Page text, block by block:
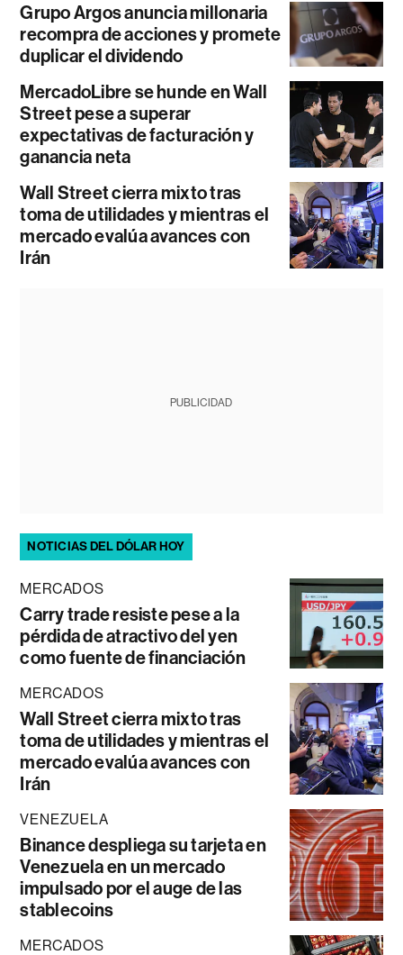
Grupo Argos anuncia millonaria
recompra de acciones y promete
duplicar el dividendo
MercadoLibre se hunde en Wall
Street pese a superar
expectativas de facturación y
ganancia neta
Wall Street cierra mixto tras
toma de utilidades y mientras el
mercado evalúa avances con
Irán
PUBLICIDAD
NOTICIAS DEL DÓLAR HOY
MERCADOS
Carry trade resiste pese a la
pérdida de atractivo del yen
como fuente de financiación
MERCADOS
Wall Street cierra mixto tras
toma de utilidades y mientras el
mercado evalúa avances con
Irán
VENEZUELA
Binance despliega su tarjeta en
Venezuela en un mercado
impulsado por el auge de las
stablecoins
MERCADOS